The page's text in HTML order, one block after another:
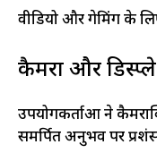
वीडियो और गेमिंग के
कैमरा और
उपयोगकर्ताओं ने
समर्पित अनुभव पर